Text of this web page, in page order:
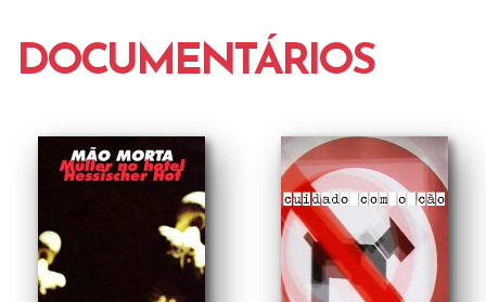
DOCUMENTÁRIOS